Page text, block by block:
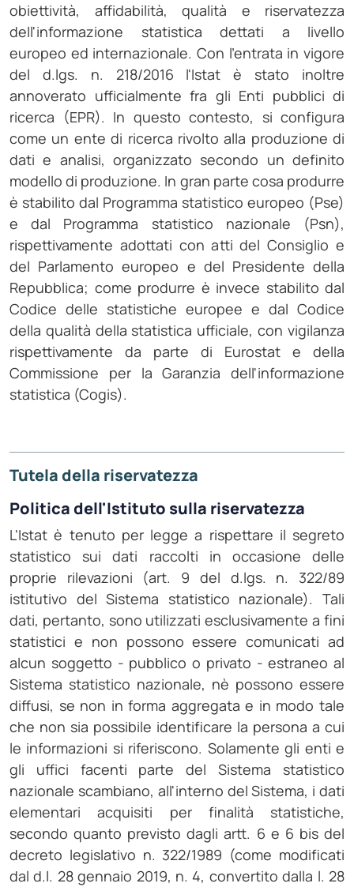
obiettività, affidabilità, qualità e riservatezza
dell'informazione statistica dettati a livello
europeo ed internazionale. Con l'entrata in vigore
del d.lgs. n. 218/2016 l'Istat è stato inoltre
annoverato ufficialmente fra gli Enti pubblici di
ricerca (EPR). In questo contesto, si configura
come un ente di ricerca rivolto alla produzione di
dati e analisi, organizzato secondo un definito
modello di produzione. In gran parte cosa produrre
è stabilito dal Programma statistico europeo (Pse)
e dal Programma statistico nazionale (Psn),
rispettivamente adottati con atti del Consiglio e
del Parlamento europeo e del Presidente della
Repubblica; come produrre è invece stabilito dal
Codice delle statistiche europee e dal Codice
della qualità della statistica ufficiale, con vigilanza
rispettivamente da parte di Eurostat e della
Commissione per la Garanzia dell'informazione
statistica (Cogis).
Tutela della riservatezza
Politica dell'Istituto sulla riservatezza
L'Istat è tenuto per legge a rispettare il segreto
statistico sui dati raccolti in occasione delle
proprie rilevazioni (art. 9 del d.lgs. n. 322/89
istitutivo del Sistema statistico nazionale). Tali
dati, pertanto, sono utilizzati esclusivamente a fini
statistici e non possono essere comunicati ad
alcun soggetto - pubblico o privato - estraneo al
Sistema statistico nazionale, nè possono essere
diffusi, se non in forma aggregata e in modo tale
che non sia possibile identificare la persona a cui
le informazioni si riferiscono. Solamente gli enti e
gli uffici facenti parte del Sistema statistico
nazionale scambiano, all'interno del Sistema, i dati
elementari acquisiti per finalità statistiche,
secondo quanto previsto dagli artt. 6 e 6 bis del
decreto legislativo n. 322/1989 (come modificati
dal d.l. 28 gennaio 2019, n. 4, convertito dalla l. 28